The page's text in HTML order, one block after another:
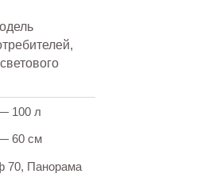
100 л
60 см
70, Панорама